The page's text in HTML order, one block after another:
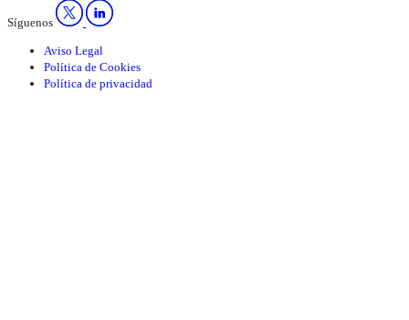
Síguenos
Aviso Legal
Política de Cookies
Política de privacidad